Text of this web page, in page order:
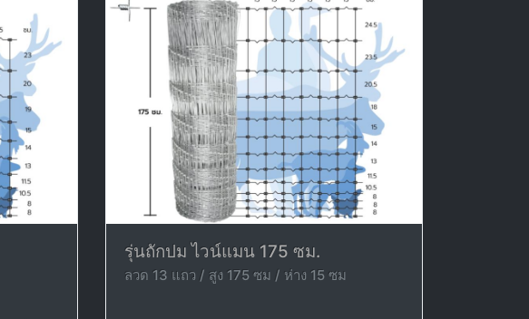
รุ่นถักปม ไวน์แมน 175 ซม.
ลวด 13 แถว / สูง 175 ซม / ห่าง 15 ซม